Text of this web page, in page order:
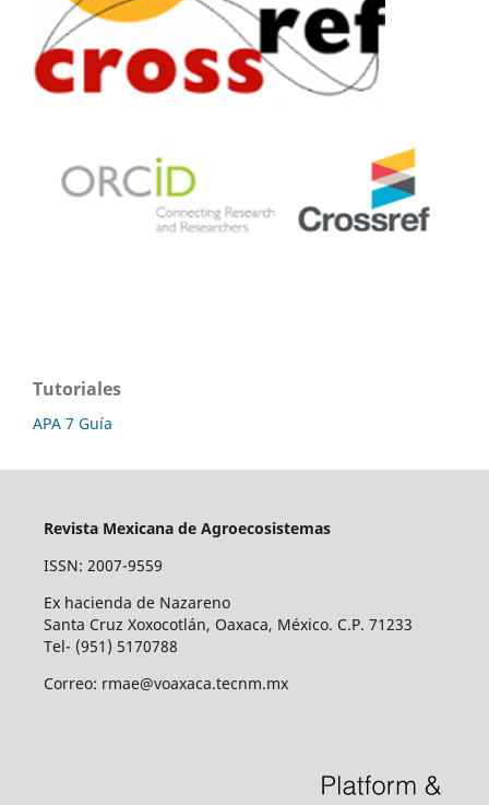
Tutoriales
APA 7 Guía
Revista Mexicana de Agroecosistemas
ISSN: 2007-9559
Ex hacienda de Nazareno
Santa Cruz Xoxocotlán, Oaxaca, México. C.P. 71233
Tel- (951) 5170788
Correo: rmae@voaxaca.tecnm.mx